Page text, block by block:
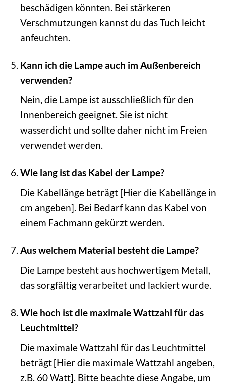
beschädigen könnten. Bei stärkeren
Verschmutzungen kannst du das Tuch leicht
anfeuchten.
Kann ich die Lampe auch im Außenbereich
verwenden?
Nein, die Lampe ist ausschließlich für den
Innenbereich geeignet. Sie ist nicht
wasserdicht und sollte daher nicht im Freien
verwendet werden.
Wie lang ist das Kabel der Lampe?
Die Kabellänge beträgt [Hier die Kabellänge in
cm angeben]. Bei Bedarf kann das Kabel von
einem Fachmann gekürzt werden.
Aus welchem Material besteht die Lampe?
Die Lampe besteht aus hochwertigem Metall,
das sorgfältig verarbeitet und lackiert wurde.
Wie hoch ist die maximale Wattzahl für das
Leuchtmittel?
Die maximale Wattzahl für das Leuchtmittel
beträgt [Hier die maximale Wattzahl angeben,
z.B. 60 Watt]. Bitte beachte diese Angabe, um